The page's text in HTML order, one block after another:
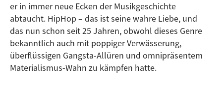
er in immer neue Ecken der Musikgeschichte
abtaucht. HipHop – das ist seine wahre Liebe, und
das nun schon seit 25 Jahren, obwohl dieses Genre
bekanntlich auch mit poppiger Verwässerung,
überflüssigen Gangsta-Allüren und omnipräsentem
Materialismus-Wahn zu kämpfen hatte.